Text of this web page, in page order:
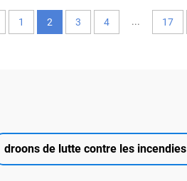
1 2 3 4 ... 17
droons de lutte contre les incendies